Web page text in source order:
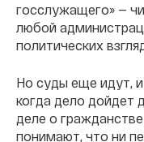
госслужащего» —
любой
политических
Но суды еще идут,
когда дело дойдет
деле о
понимают, что ни